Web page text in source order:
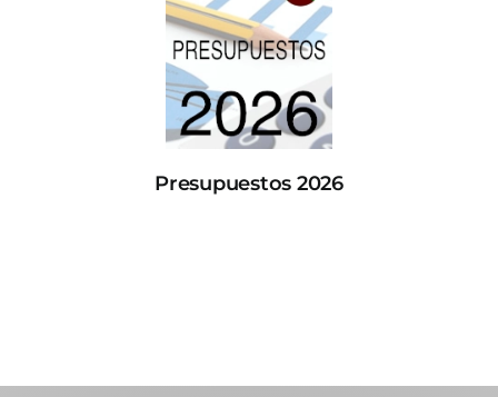
Presupuestos 2026